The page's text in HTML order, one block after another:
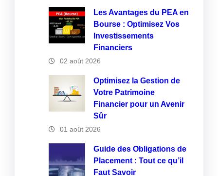
Les Avantages du PEA en
Bourse : Optimisez Vos
Investissements
Financiers
02 août 2026
Optimisez la Gestion de
Votre Patrimoine
Financier pour un Avenir
Sûr
01 août 2026
Guide des Obligations de
Placement : Tout ce qu’il
Faut Savoir